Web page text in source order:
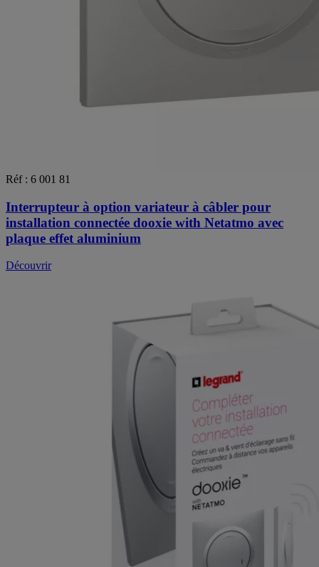
Réf : 6 001 81
Interrupteur à option variateur à câbler pour
installation connectée dooxie with Netatmo avec
plaque effet aluminium
Découvrir